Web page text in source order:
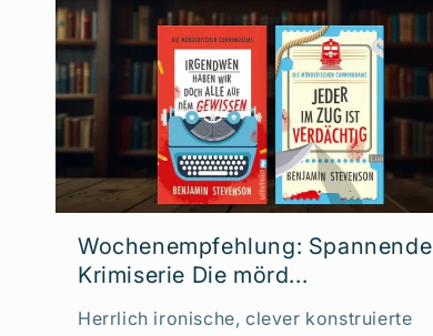
Wochenempfehlung: Spannende
Krimiserie Die mörd...
Herrlich ironische, clever konstruierte